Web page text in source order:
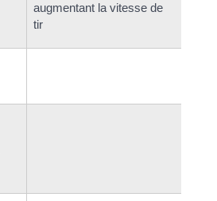
augmentant la vitesse de
tir